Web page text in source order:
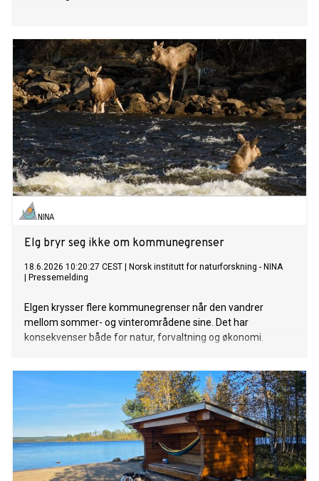
Elg bryr seg ikke om kommunegrenser
18.6.2026 10:20:27 CEST
Norsk institutt for naturforskning - NINA
Pressemelding
Elgen krysser flere kommunegrenser når den vandrer
mellom sommer- og vinterområdene sine. Det har
konsekvenser både for natur, forvaltning og økonomi.